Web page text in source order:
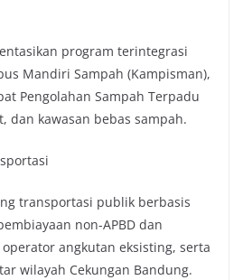
program terintegrasi
Mandiri Sampah (Kampisman),
Pengolahan Sampah Terpadu
dan kawasan bebas sampah.
transportasi publik berbasis
non-APBD dan
angkutan eksisting, serta
wilayah Cekungan Bandung.